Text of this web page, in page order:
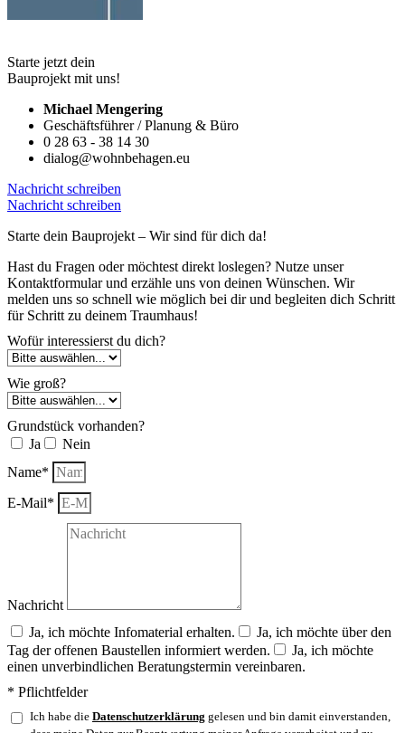
Starte jetzt dein
Bauprojekt mit uns!
Michael Mengering
Geschäftsführer / Planung & Büro
0 28 63 - 38 14 30
dialog@wohnbehagen.eu
Nachricht schreiben
Nachricht schreiben
Starte dein Bauprojekt – Wir sind für dich da!
Hast du Fragen oder möchtest direkt loslegen? Nutze unser
Kontaktformular und erzähle uns von deinen Wünschen. Wir
melden uns so schnell wie möglich bei dir und begleiten dich Schritt
für Schritt zu deinem Traumhaus!
Wofür interessierst du dich?
Wie groß?
Grundstück vorhanden?
Ja
Nein
Name*
E-Mail*
Nachricht
Ja, ich möchte Infomaterial erhalten.
Ja, ich möchte über den
Tag der offenen Baustellen informiert werden.
Ja, ich möchte
einen unverbindlichen Beratungstermin vereinbaren.
* Pflichtfelder
Ich habe die Datenschutzerklärung gelesen und bin damit einverstanden,